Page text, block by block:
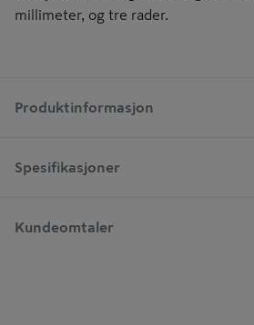
millimeter, og tre rader.
Produktinformasjon
Spesifikasjoner
Kundeomtaler